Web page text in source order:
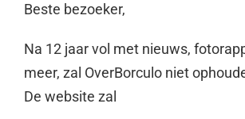
Beste bezoeker,
Na 12 jaar vol met nieuws,
meer, zal OverBorculo niet
De website zal